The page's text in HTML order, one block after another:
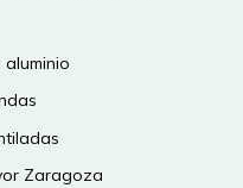
Zaragoza